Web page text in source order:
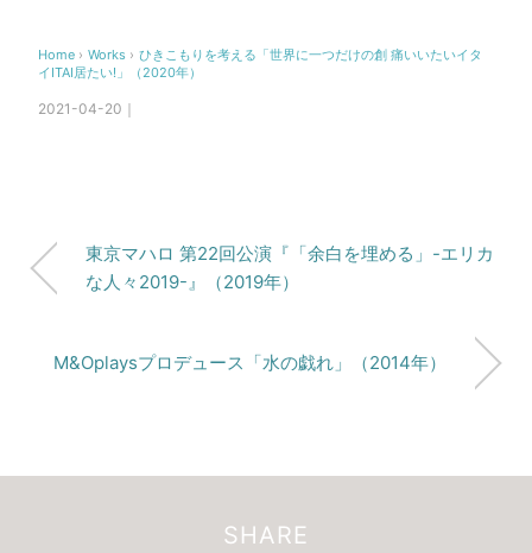
Home › Works › ひきこもりを考える「世界に一つだけの創 痛いいたいイタ
イITAI居たい!」（2020年）
2021-04-20｜
東京マハロ 第22回公演『「余白を埋める」-エリカ
な人々2019-』（2019年）
M&Oplaysプロデュース「水の戯れ」（2014年）
SHARE